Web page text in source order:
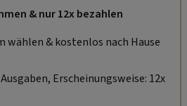
& nur 12x bezahlen
wählen & kostenlos nach Hause
Erscheinungsweise: 12x